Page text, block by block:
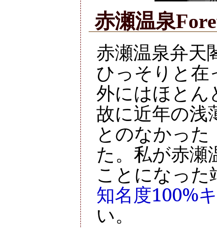
赤瀬温泉
赤瀬温泉弁天
ひっそりと在
外にはほとん
故に近年の浅
とのなかっ
た。私が赤瀬
ことになっ
知名度100%
い。